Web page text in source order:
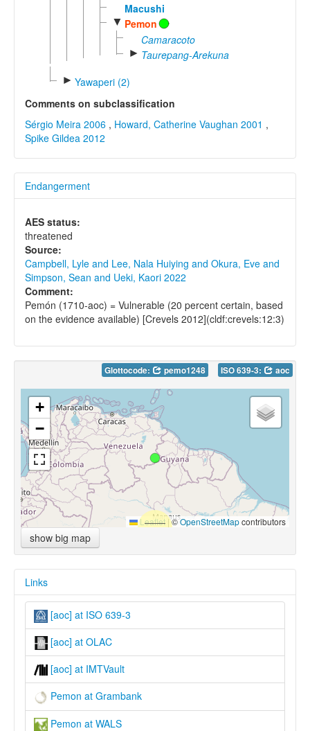
Macushi
▼ Pemon
Camaracoto
► Taurepang-Arekuna
► Yawaperi (2)
Comments on subclassification
Sérgio Meira 2006 , Howard, Catherine Vaughan 2001 ,
Spike Gildea 2012
Endangerment
AES status:
threatened
Source:
Campbell, Lyle and Lee, Nala Huiying and Okura, Eve and
Simpson, Sean and Ueki, Kaori 2022
Comment:
Pemón (1710-aoc) = Vulnerable (20 percent certain, based
on the evidence available) [Crevels 2012](cldf:crevels:12:3)
Glottocode: pemo1248 ISO 639-3: aoc
+
−
Leaflet |©OpenStreetMapcontributors
show big map
Links
[aoc] at ISO 639-3
[aoc] at OLAC
[aoc] at IMTVault
Pemon at Grambank
Pemon at WALS